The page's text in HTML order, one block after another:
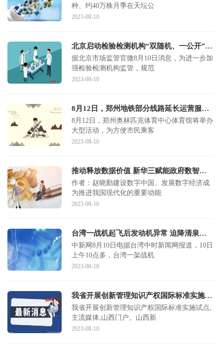
种、约40万株月季在天坛公
2023-08-10
北京启动检验检测机构“双随机、一公开”监督抽查，机动车检验等9个领域系重点
据北京市场监管官微8月10日消息，为进一步加
强检验检测机构监管，规范
2023-08-10
8月12日，郑州地铁部分线路延长运营服务时间
8月12日，郑州奥林匹克体育中心体育馆将举办
大型活动，为方便市民乘客
2023-08-10
推动释放数据价值 新华三赋能政府数智化转型
作者：赵晓勤建设数字中国、发展数字经济成
为推进我国现代化的重要动能
2023-08-10
台湾一战机起飞后发动机异常 迫降清泉岗空军基地
中新网8月10日电据台湾中时新闻网报道，10日
上午10点多，台湾一架战机
2023-08-10
我省开展创新管理知识产权国际标准实施试点
我省开展创新管理知识产权国际标准实施试点,
主流媒体,山西门户。山西新
2023-08-10